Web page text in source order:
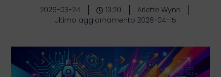
2026-03-24 13:20
Ariette Wynn
Ultimo aggiornamento 2026-04-15